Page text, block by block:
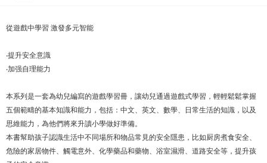
從遊戲中學習 激發多元智能
‧提升安全意識
‧加强自理能力
本系列是一套為幼兒編寫的遊戲學習冊，讓幼兒通過遊戲式學習，輕輕鬆鬆掌握
五個範疇的基本知識和能力，包括：中文、英文、數學、日常生活的知識，以及
思維能力，為他們將來升讀小學做好準備。
本書幫助孩子認識生活中不同場所和物品常見的安全隱患，比如厨房煮食安全、
危險的家居物件、觸電意外、化學藥品和藥物、浴室濕滑、道路安全等，提升孩